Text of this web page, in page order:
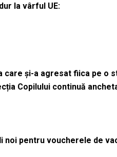
la vârful UE:
care și-a agresat fiica pe o
Copilului continuă
noi pentru voucherele de